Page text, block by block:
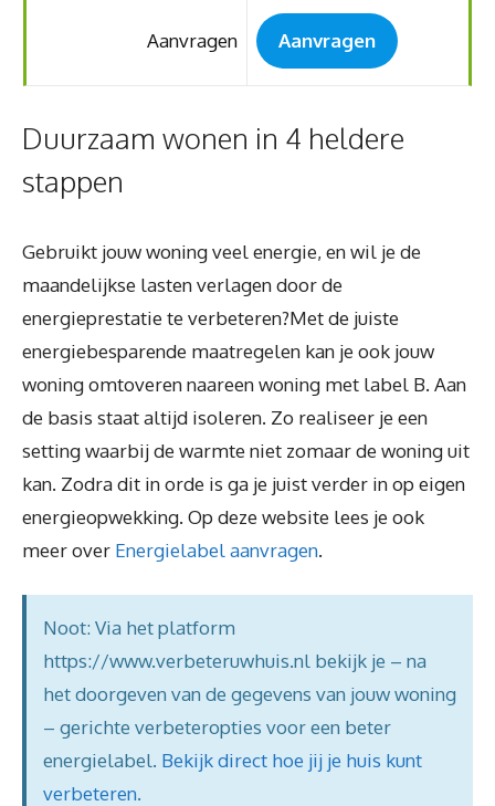
Aanvragen Aanvragen
Duurzaam wonen in 4 heldere
stappen
Gebruikt jouw woning veel energie, en wil je de
maandelijkse lasten verlagen door de
energieprestatie te verbeteren?Met de juiste
energiebesparende maatregelen kan je ook jouw
woning omtoveren naareen woning met label B. Aan
de basis staat altijd isoleren. Zo realiseer je een
setting waarbij de warmte niet zomaar de woning uit
kan. Zodra dit in orde is ga je juist verder in op eigen
energieopwekking. Op deze website lees je ook
meer over Energielabel aanvragen.
Noot: Via het platform
https://www.verbeteruwhuis.nl bekijk je – na
het doorgeven van de gegevens van jouw woning
– gerichte verbeteropties voor een beter
energielabel. Bekijk direct hoe jij je huis kunt
verbeteren.